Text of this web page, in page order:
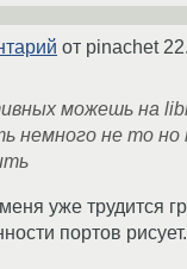
от pinachet
можешь на
немного не то но
уже трудится
портов рисует.